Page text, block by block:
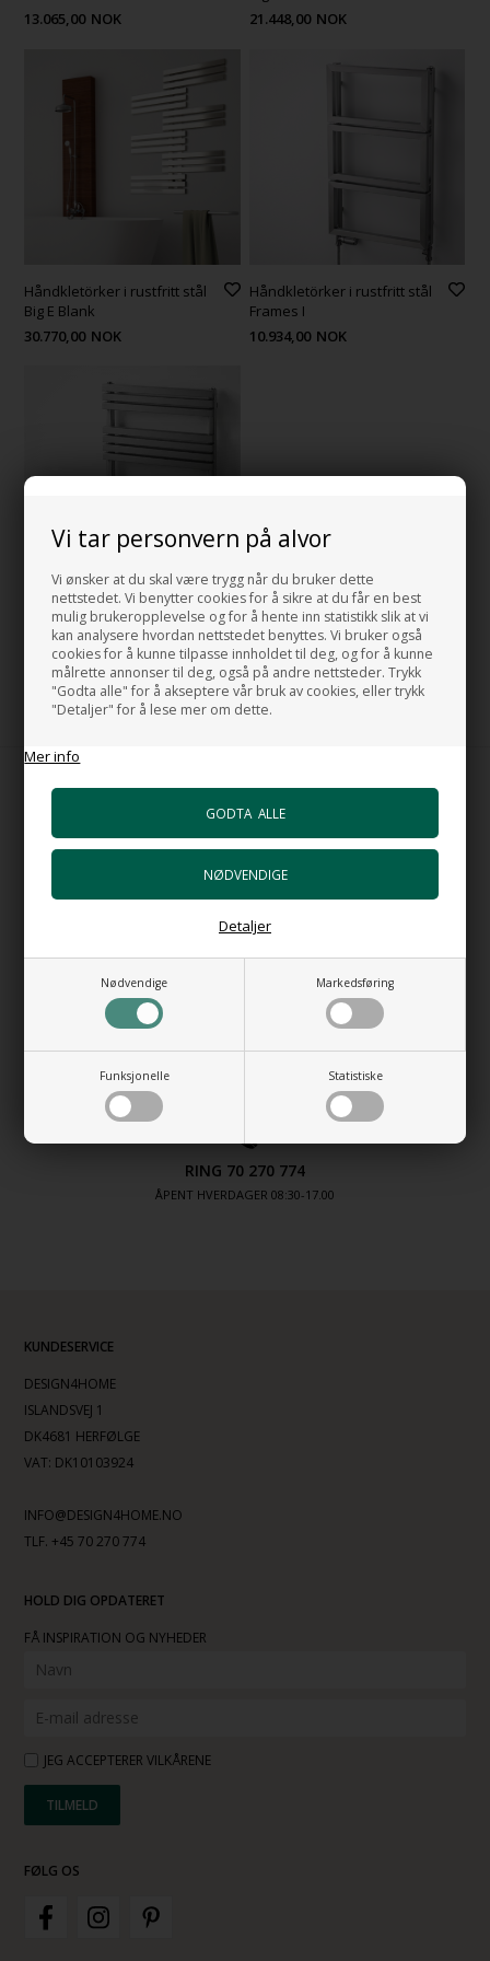
Vi tar personvern på alvor
Vi ønsker at du skal være trygg når du bruker dette
nettstedet. Vi benytter cookies for å sikre at du får en best
mulig brukeropplevelse og for å hente inn statistikk slik at vi
kan analysere hvordan nettstedet benyttes. Vi bruker også
cookies for å kunne tilpasse innholdet til deg, og for å kunne
målrette annonser til deg, også på andre nettsteder. Trykk
"Godta alle" for å akseptere vår bruk av cookies, eller trykk
"Detaljer" for å lese mer om dette.
Mer info
Nødvendige Markedsføring
Funksjonelle Statistiske
Detaljer
13.065,00 NOK
21.448,00 NOK
Håndkletörker i rustfritt stål
Big E Blank
30.770,00 NOK
Håndkletörker i rustfritt stål
Frames I
10.934,00 NOK
Håndkletörker Minimale I
rustfritt stål Börstet
12.237,00 NOK
ETISK PRODUKSJON
PRODUSERT I HENHOLD TIL EUS MILJØREGLER
FACETIME-VISNING AV SHOWROOM
BESTILL VISNING AV PRODUKTER I SHOWROOM
RING 70 270 774
ÅPENT HVERDAGER 08:30-17.00
KUNDESERVICE
DESIGN4HOME
ISLANDSVEJ 1
DK4681 HERFØLGE
VAT: DK10103924
INFO@DESIGN4HOME.NO
TLF. +45 70 270 774
HOLD DIG OPDATERET
FÅ INSPIRATION OG NYHEDER
JEG ACCEPTERER VILKÅRENE
FØLG OS